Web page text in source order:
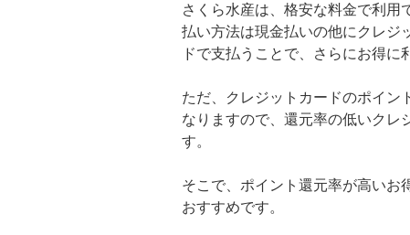
さくら水産は、格安な料金で利用
払い方法は現金払いの他にクレジ
ドで支払うことで、さらにお得に
ただ、クレジットカードのポイン
なりますので、還元率の低いクレ
す。
そこで、ポイント還元率が高いお
おすすめです。